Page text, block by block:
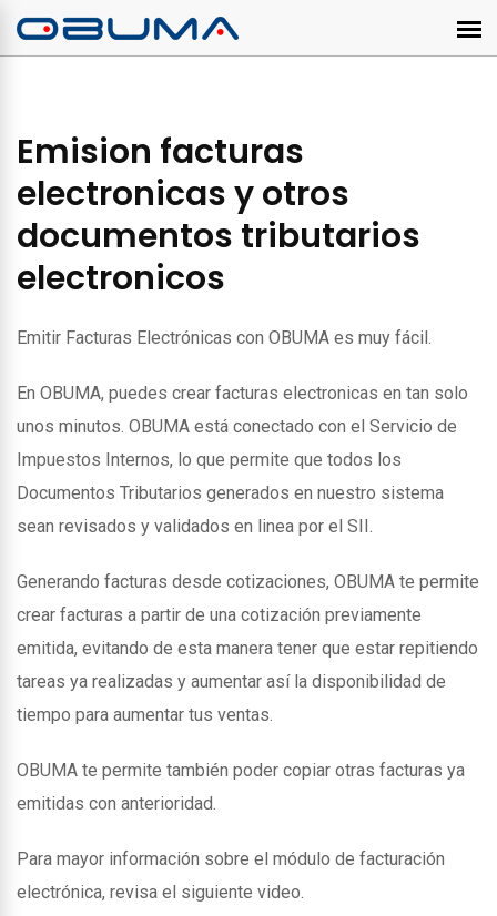
Emision facturas
electronicas y otros
documentos tributarios
electronicos
Emitir Facturas Electrónicas con OBUMA es muy fácil.
En OBUMA, puedes crear facturas electronicas en tan solo
unos minutos. OBUMA está conectado con el Servicio de
Impuestos Internos, lo que permite que todos los
Documentos Tributarios generados en nuestro sistema
sean revisados y validados en linea por el SII.
Generando facturas desde cotizaciones, OBUMA te permite
crear facturas a partir de una cotización previamente
emitida, evitando de esta manera tener que estar repitiendo
tareas ya realizadas y aumentar así la disponibilidad de
tiempo para aumentar tus ventas.
OBUMA te permite también poder copiar otras facturas ya
emitidas con anterioridad.
Para mayor información sobre el módulo de facturación
electrónica, revisa el siguiente video.